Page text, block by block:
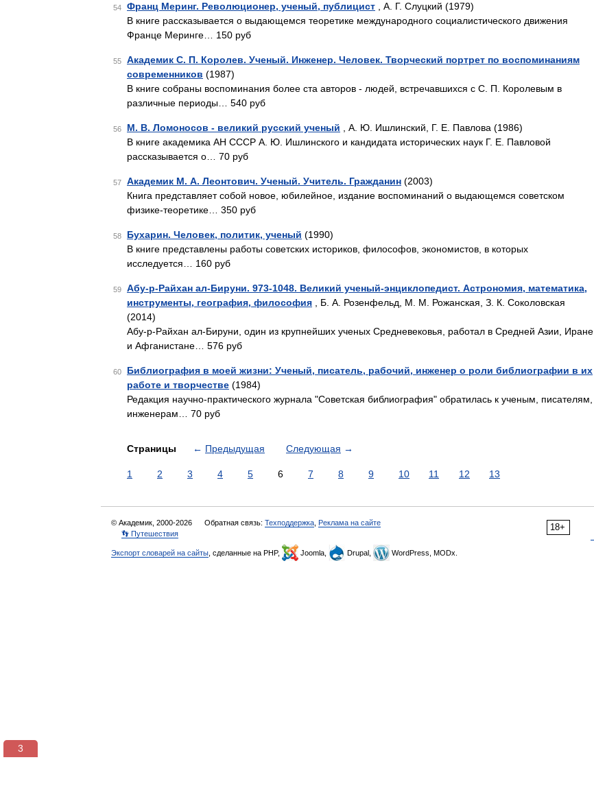
54 Франц Меринг. Революционер, ученый, публицист , А. Г. Слуцкий (1979)
В книге рассказывается о выдающемся теоретике международного социалистического движения
Франце Меринге… 150 руб
55
Академик С. П. Королев. Ученый. Инженер. Человек. Творческий портрет по воспоминаниям
современников (1987)
В книге собраны воспоминания более ста авторов - людей, встречавшихся с С. П. Королевым в
различные периоды… 540 руб
56 М. В. Ломоносов - великий русский ученый , А. Ю. Ишлинский, Г. Е. Павлова (1986)
В книге академика АН СССР А. Ю. Ишлинского и кандидата исторических наук Г. Е. Павловой
рассказывается о… 70 руб
57 Академик М. А. Леонтович. Ученый. Учитель. Гражданин (2003)
Книга представляет собой новое, юбилейное, издание воспоминаний о выдающемся советском
физике-теоретике… 350 руб
58 Бухарин. Человек, политик, ученый (1990)
В книге представлены работы советских историков, философов, экономистов, в которых
исследуется… 160 руб
59
Абу-р-Райхан ал-Бируни. 973-1048. Великий ученый-энциклопедист. Астрономия, математика,
инструменты, география, философия , Б. А. Розенфельд, М. М. Рожанская, З. К. Соколовская
(2014)
Абу-р-Райхан ал-Бируни, один из крупнейших ученых Средневековья, работал в Средней Азии, Иране
и Афганистане… 576 руб
60
Библиография в моей жизни: Ученый, писатель, рабочий, инженер о роли библиографии в их
работе и творчестве (1984)
Редакция научно-практического журнала "Советская библиография" обратилась к ученым, писателям,
инженерам… 70 руб
Страницы ← Предыдущая Следующая →
1 2 3 4 5 6 7 8 9 10 11 12 13
18+
© Академик, 2000-2026 Обратная связь: Техподдержка Реклама на сайте
👣 Путешествия
Экспорт словарей на сайты , сделанные на PHP, Joomla, Drupal, WordPress, MODx.
3